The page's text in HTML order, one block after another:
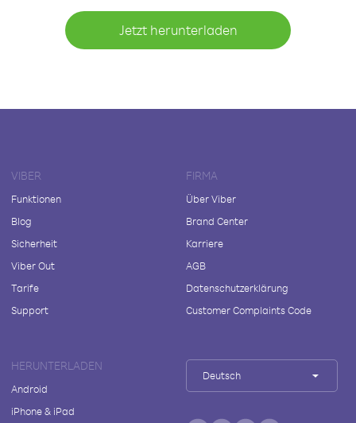
Jetzt herunterladen
VIBER
Funktionen
Blog
Sicherheit
Viber Out
Tarife
Support
FIRMA
Über Viber
Brand Center
Karriere
AGB
Datenschutzerklärung
Customer Complaints Code
HERUNTERLADEN
Android
iPhone & iPad
Deutsch